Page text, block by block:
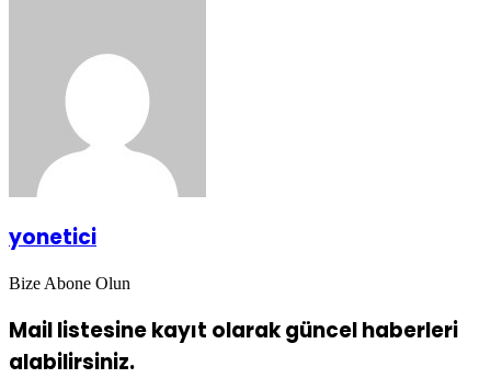
yonetici
Bize Abone Olun
Mail listesine kayıt olarak güncel haberleri
alabilirsiniz.